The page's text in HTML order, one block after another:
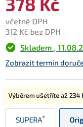
včetně DPH
312 Kč bez DPH
Skladem ,
Zobrazit termín
Typ:
SUPERA®
Výběrem ušetříte až234